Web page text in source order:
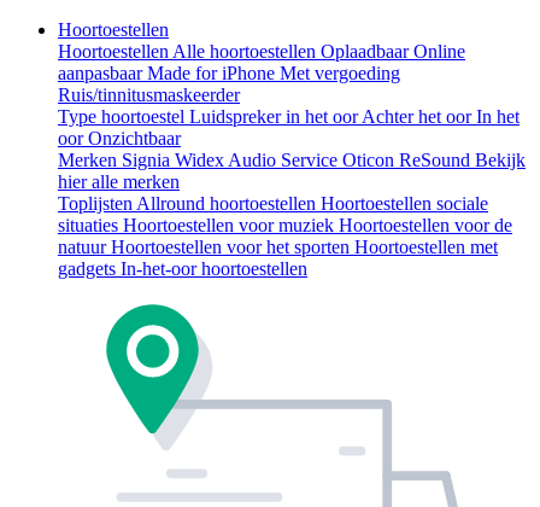
Hoortoestellen
Hoortoestellen Alle hoortoestellen OplaadbaarOnline
aanpasbaarMade for iPhone Met vergoeding
Ruis/tinnitusmaskeerder
Type hoortoestel Luidspreker in het oorAchter het oorIn het
oorOnzichtbaar
Merken Signia Widex Audio Service Oticon ReSound Bekijk
hier alle merken
Toplijsten Allround hoortoestellen Hoortoestellen sociale
situaties Hoortoestellen voor muziek Hoortoestellen voor de
natuurHoortoestellen voor het sporten Hoortoestellen met
gadgets In-het-oor hoortoestellen